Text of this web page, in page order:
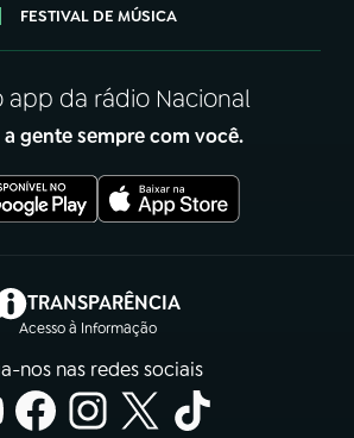
FESTIVAL DE MÚSICA
app da rádio Nacional
a gente sempre com você.
TRANSPARÊNCIA
Acesso à Informação
(abre em nova aba)
nos nas redes sociais